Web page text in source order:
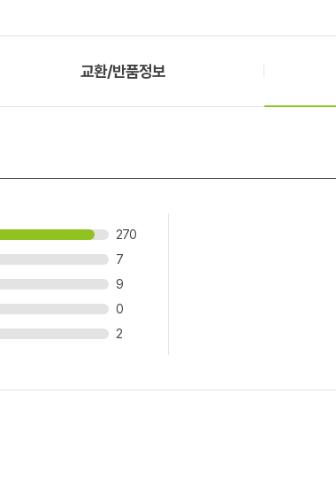
교환/반품정보
270
7
9
0
2